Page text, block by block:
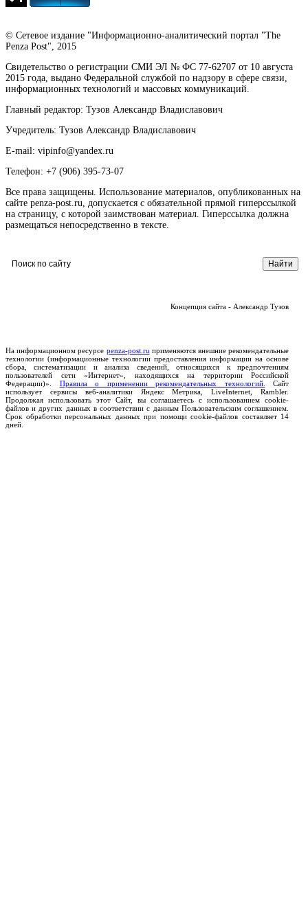
© Сетевое издание "Информационно-аналитический портал "The
Penza Post", 2015
Свидетельство о регистрации СМИ ЭЛ № ФС 77-62707 от 10 августа
2015 года, выдано Федеральной службой по надзору в сфере связи,
информационных технологий и массовых коммуникаций.
Главный редактор: Тузов Александр Владиславович
Учредитель: Тузов Александр Владиславович
E-mail: vipinfo@yandex.ru
Телефон: +7 (906) 395-73-07
Все права защищены. Использование материалов, опубликованных на
сайте penza-post.ru, допускается с обязательной прямой гиперссылкой
на страницу, с которой заимствован материал. Гиперссылка должна
размещаться непосредственно в тексте.
Концепция сайта - Александр Тузов
На информационном ресурсе penza-post.ru применяются внешние рекомендательные
технологии (информационные технологии предоставления информации на основе
сбора, систематизации и анализа сведений, относящихся к предпочтениям
пользователей сети «Интернет», находящихся на территории Российской
Федерации)». Правила о применении рекомендательных технологий.
Сайт
использует сервисы веб-аналитики Яндекс Метрика, LiveInternet, Rambler.
Продолжая использовать этот Сайт, вы соглашаетесь с использованием cookie-
файлов и других данных в соответствии с данным Пользовательским соглашением.
Срок обработки персональных данных при помощи cookie-файлов составляет 14
дней.